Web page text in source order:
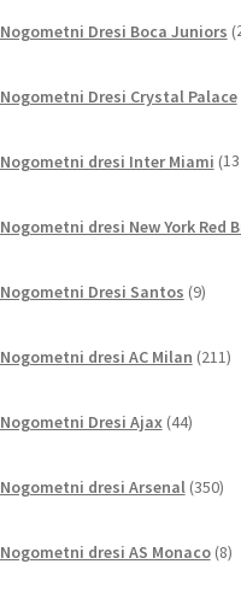
Nogometni Dresi Boca Juniors
Nogometni Dresi Crystal Palace
Nogometni dresi Inter Miami
Nogometni dresi New York Red
Nogometni Dresi Santos 9
Nogometni dresi AC Milan 211
Nogometni Dresi Ajax 44izdelkov
Nogometni dresi Arsenal 350
Nogometni dresi AS Monaco 8